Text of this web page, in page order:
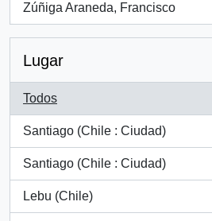
Zúñiga Araneda, Francisco
, 4 resultados
Lugar
Todos
Santiago (Chile : Ciudad)
, 1016 resultados
Santiago (Chile : Ciudad)
, 7 resultados
Lebu (Chile)
, 1 resultados